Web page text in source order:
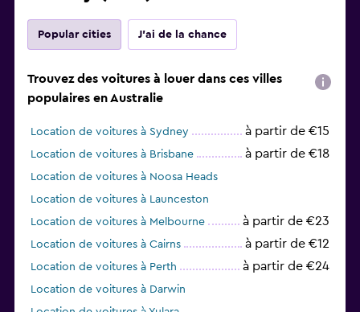
Popular cities J'ai de la chance
Trouvez des voitures à louer dans ces villes
populaires en Australie
Location de voitures à Sydney à partir de €15
Location de voitures à Brisbane à partir de €18
Location de voitures à Noosa Heads
Location de voitures à Launceston
Location de voitures à Melbourne
à partir de €23
Location de voitures à Cairns à partir de €12
Location de voitures à Perth à partir de €24
Location de voitures à Darwin